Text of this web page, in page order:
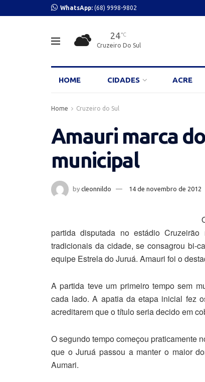
WhatsApp: (68) 9998-9802
24 °C
Cruzeiro Do Sul
HOME CIDADES ACRE
Home Cruzeiro do Sul
Amauri marca
municipal
by cleonnildo 14 de novembro de 2012
partida disputada no estádio
tradicionais da cidade, se consagrou bi-
equipe Estrela do Juruá. Amauri foi o
A partida teve um primeiro tempo sem
cada lado. A apatia da etapa inicial fez
acreditarem que o título seria decido em
O segundo tempo começou praticamente
que o Juruá passou a manter o maior
Aumari.